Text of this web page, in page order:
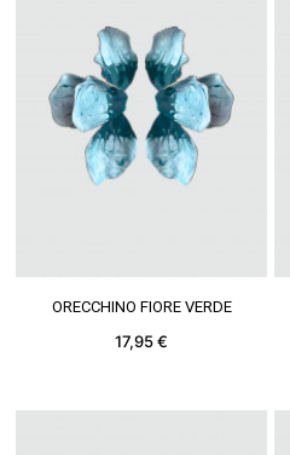
VEDERE DI PIÙ
ORECCHINO FIORE VERDE
17,95 €